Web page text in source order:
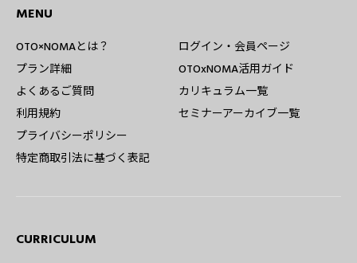
MENU
OTO×NOMAとは？
プラン詳細
よくあるご質問
利用規約
プライバシーポリシー
特定商取引法に基づく表記
ログイン・会員ページ
OTOxNOMA活用ガイド
カリキュラム一覧
セミナーアーカイブ一覧
CURRICULUM